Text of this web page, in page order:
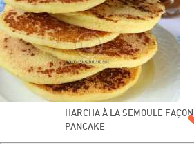
HARCHA À LA SEMOULE FAÇON
PANCAKE